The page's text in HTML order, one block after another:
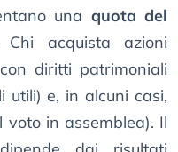
una quota del
Chi acquista azioni
diritti patrimoniali
utili) e, in alcuni casi,
in assemblea). Il